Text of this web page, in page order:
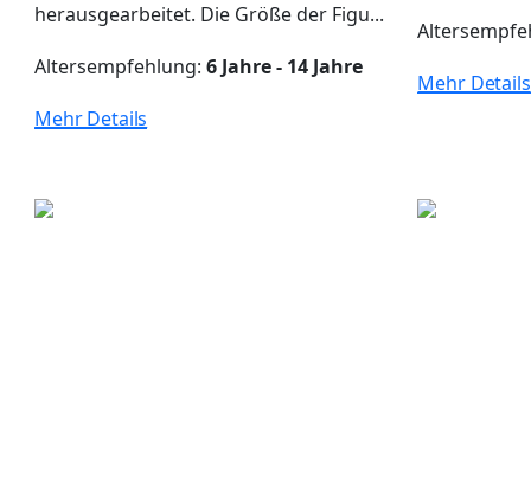
herausgearbeitet. Die Größe der Figu...
Altersempfehlung:6 Jahre - 14 Jahre
Mehr Details
Mehr Details